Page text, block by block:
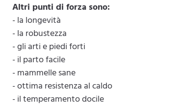
Altri punti di forza sono:
- la longevità
- la robustezza
- gli arti e piedi forti
- il parto facile
- mammelle sane
- ottima resistenza al caldo
- il temperamento docile